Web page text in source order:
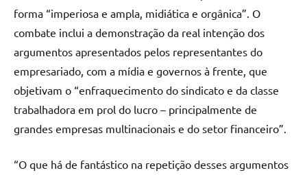
forma “imperiosa e ampla, midiática e orgânica”. O
combate inclui a demonstração da real intenção dos
argumentos apresentados pelos representantes do
empresariado, com a mídia e governos à frente, que
objetivam o “enfraquecimento do sindicato e da classe
trabalhadora em prol do lucro – principalmente de
grandes empresas multinacionais e do setor financeiro”.
“O que há de fantástico na repetição desses argumentos